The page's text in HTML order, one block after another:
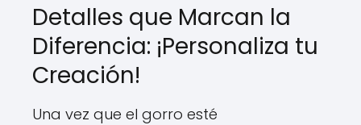
Detalles que Marcan la
Diferencia: ¡Personaliza tu
Creación!
Una vez que el gorro esté